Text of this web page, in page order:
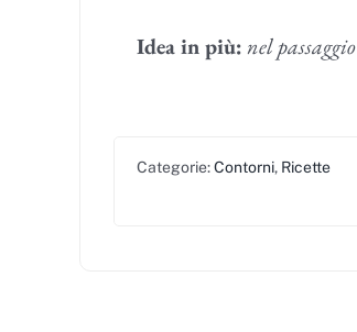
Idea in più:nel
Categorie:Contorni, Ricette